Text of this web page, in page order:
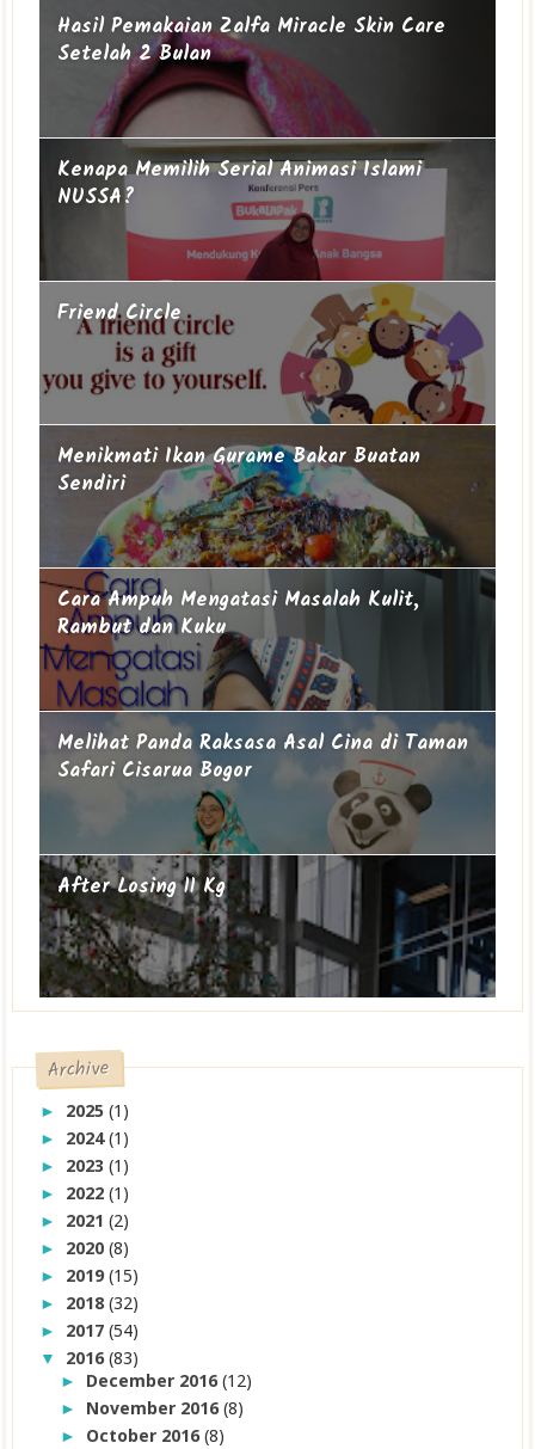
Hasil Pemakaian Zalfa Miracle Skin Care
Setelah 2 Bulan
Kenapa Memilih Serial Animasi Islami
NUSSA?
Friend Circle
Menikmati Ikan Gurame Bakar Buatan
Sendiri
Cara Ampuh Mengatasi Masalah Kulit,
Rambut dan Kuku
Melihat Panda Raksasa Asal Cina di Taman
Safari Cisarua Bogor
After Losing 11 Kg
Archive
► 2025(1)
► 2024(1)
► 2023(1)
► 2022(1)
► 2021(2)
► 2020(8)
► 2019(15)
► 2018(32)
► 2017(54)
▼ 2016(83)
► December 2016(12)
► November 2016(8)
► October 2016(8)